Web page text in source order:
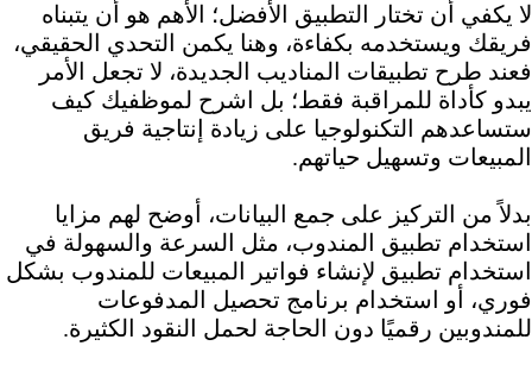
لا يكفي أن تختار التطبيق الأفضل؛ الأهم هو أن يتبناه
فريقك ويستخدمه بكفاءة، وهنا يكمن التحدي الحقيقي،
فعند طرح تطبيقات المناديب الجديدة، لا تجعل الأمر
يبدو كأداة للمراقبة فقط؛ بل اشرح لموظفيك كيف
ستساعدهم التكنولوجيا على زيادة إنتاجية فريق
المبيعات وتسهيل حياتهم.
بدلاً من التركيز على جمع البيانات، أوضح لهم مزايا
استخدام تطبيق المندوب، مثل السرعة والسهولة في
استخدام تطبيق لإنشاء فواتير المبيعات للمندوب بشكل
فوري، أو استخدام برنامج تحصيل المدفوعات
للمندوبين رقميًا دون الحاجة لحمل النقود الكثيرة.